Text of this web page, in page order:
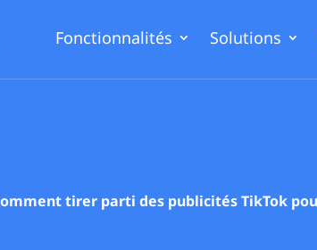
Fonctionnalités Solutions
tirer parti des publicités TikTok